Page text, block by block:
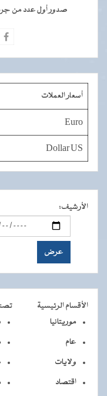
صدور أول عدد من
أسعار العملات
Euro
Dollar US
الأرشيف:
الأقسام الرئيسية
موريتانيا
عام
ولايات
اقتصاد